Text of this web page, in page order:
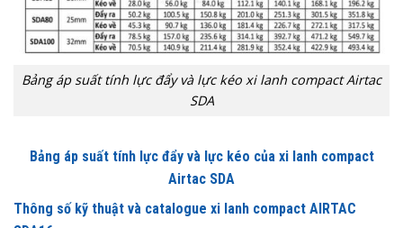
Bảng áp suất tính lực đẩy và lực kéo xi lanh compact Airtac
SDA
Bảng áp suất tính lực đẩy và lực kéo của xi lanh compact
Airtac SDA
Thông số kỹ thuật và catalogue xi lanh compact AIRTAC